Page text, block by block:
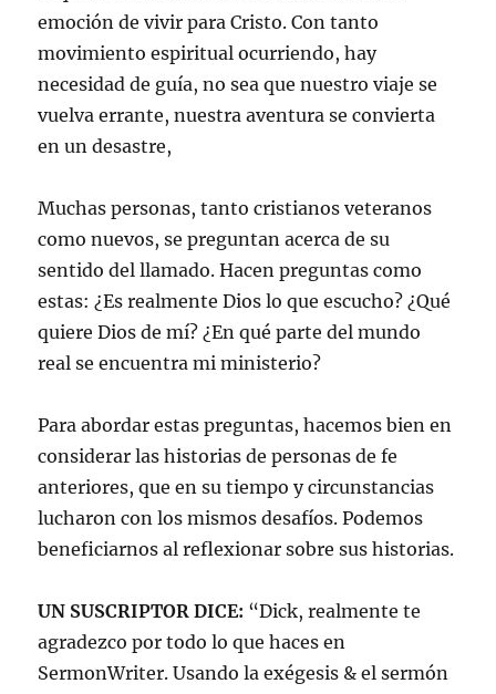
emoción de vivir para Cristo. Con tanto
movimiento espiritual ocurriendo, hay
necesidad de guía, no sea que nuestro viaje se
vuelva errante, nuestra aventura se convierta
en un desastre,
Muchas personas, tanto cristianos veteranos
como nuevos, se preguntan acerca de su
sentido del llamado. Hacen preguntas como
estas: ¿Es realmente Dios lo que escucho? ¿Qué
quiere Dios de mí? ¿En qué parte del mundo
real se encuentra mi ministerio?
Para abordar estas preguntas, hacemos bien en
considerar las historias de personas de fe
anteriores, que en su tiempo y circunstancias
lucharon con los mismos desafíos. Podemos
beneficiarnos al reflexionar sobre sus historias.
UN SUSCRIPTOR DICE: “Dick, realmente te
agradezco por todo lo que haces en
SermonWriter. Usando la exégesis & el sermón